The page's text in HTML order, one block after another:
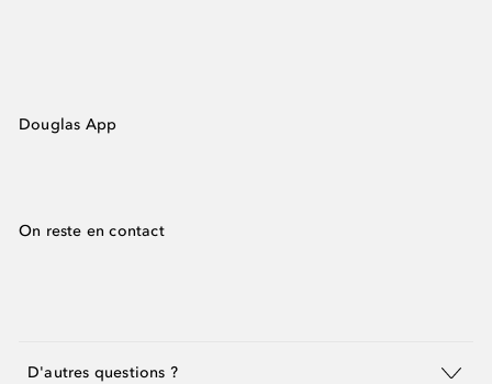
Douglas App
On reste en contact
D'autres questions ?